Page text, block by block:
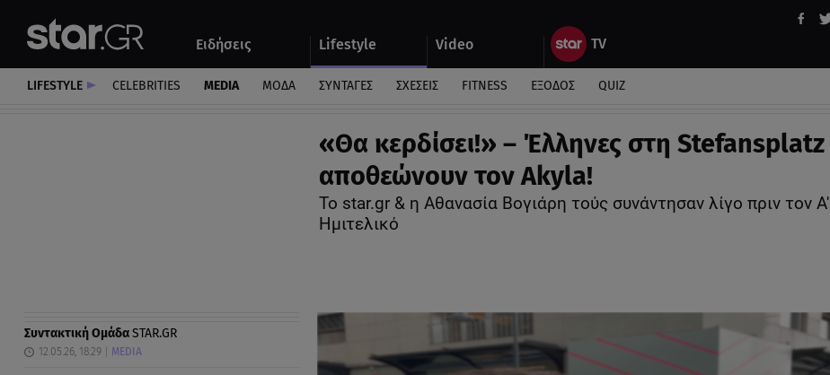
Ειδήσεις Lifestyle Video
Αυτοκίνητο
LIFESTYLE CELEBRITIES MEDIA ΜΟΔΑ ΣΥΝΤΑΓΕΣ ΣΧΕΣΕΙΣ FITNESS ΕΞΟΔΟΣ QUIZ
«Θα κερδίσει!» – Έλληνες στη Stefansplatz
αποθεώνουν τον Akyla!
Το star.gr & η Αθανασία Βογιάρη τούς συνάντησαν λίγο πριν τον Α'
Ημιτελικό
Συντακτική ΟμάδαSTAR.GR
12.05.26, 18:29 MEDIA